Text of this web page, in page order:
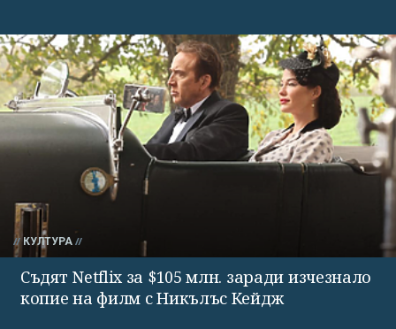
КУЛТУРА
Съдят Netflix за $105 млн. заради изчезнало
копие на филм с Никълъс Кейдж